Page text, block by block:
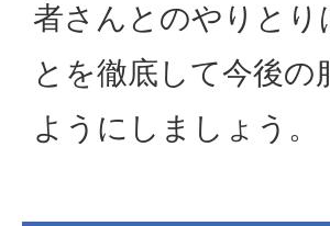
者さんとのやりとり
とを徹底して今後の
ようにしましょう。